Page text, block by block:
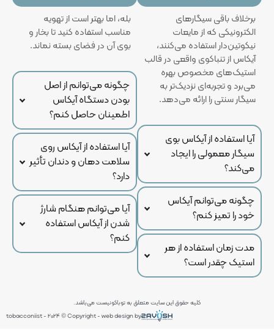
برخلاف باقی سیگارهای
الکترونیکی که از مایعات
نیکوتین‌دار استفاده می‌کنند،
آیکاس از تنباکوی واقعی در قالب
استیک‌های مخصوص بهره
می‌برد و تجربه‌ای نزدیک‌تر به
سیگار سنتی را ارائه می‌دهد.
آیا استفاده از آیکاس بوی
سیگار معمولی را ایجاد
می‌کند؟
چگونه می‌توانم آیکاس
خود را تمیز کنم؟
مدت زمان استفاده از هر
استیک چقدر است؟
بله، اما بهتر است از تهویه
مناسب استفاده کنید تا بخار و
بوی آن در فضای بسته نماند.
چگونه می‌توانم از اصل
بودن دستگاه آیکاس
اطمینان حاصل کنم؟
آیا استفاده از آیکاس روی
سلامت دهان و دندان تأثیر
دارد؟
آیا می‌توانم هنگام شارژ
شدن از آیکاس استفاده
کنم؟
کلیه حقوق این سایت متعلق به توباکونیست می‌باشد.
tobacconiist - 2024 © Copyright - web design by